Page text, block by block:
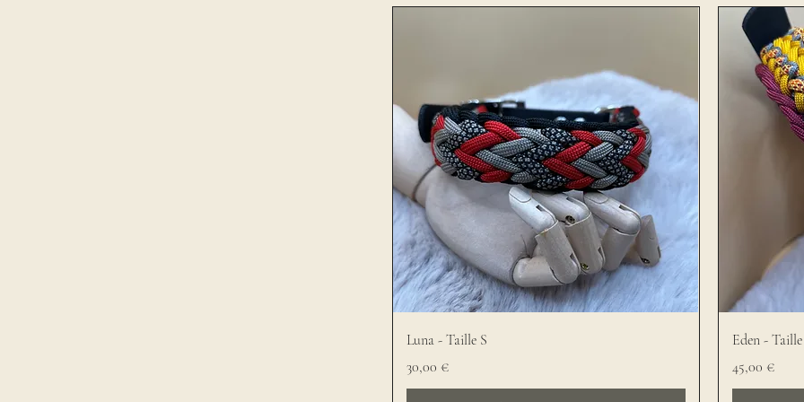
Luna - Taille S
Prix
30,00 €
Eden -
Prix
45,00 €